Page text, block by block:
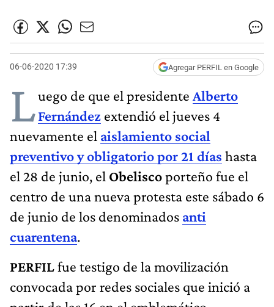
06-06-2020 17:39 Agregar PERFIL en Google
Luego de que el presidente Alberto
Fernández extendió el jueves 4
nuevamente el aislamiento social
preventivo y obligatorio por 21 días hasta
el 28 de junio, el Obeliscoporteño fue el
centro de una nueva protesta este sábado 6
de junio de los denominados anti
cuarentena.
PERFILfue testigo de la movilización
convocada por redes sociales que inició a